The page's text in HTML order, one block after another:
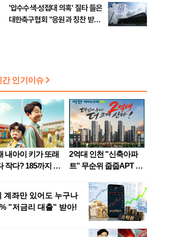
'압수수색·성접대 의혹' 질타 들은
대한축구협회 "응원과 칭찬 받을